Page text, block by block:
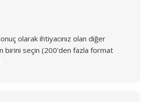
olarak ihtiyacınız olan diğer
birini seçin (200'den fazla format